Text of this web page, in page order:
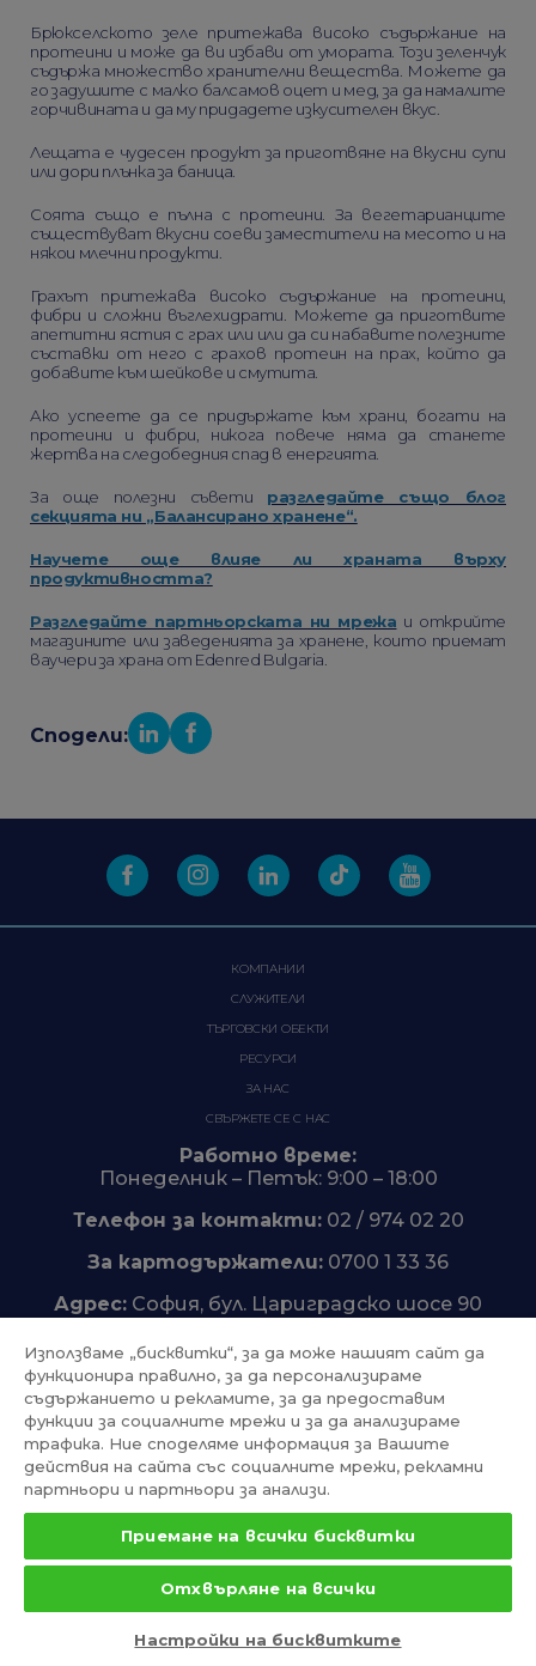
Брюкселското зеле притежава високо съдържание на
протеини и може да ви избави от умората. Този зеленчук
съдържа множество хранителни вещества. Можете да
го задушите с малко балсамов оцет и мед, за да намалите
горчивината и да му придадете изкусителен вкус.
Лещата е чудесен продукт за приготвяне на вкусни супи
или дори плънка за баница.
Соята също е пълна с протеини. За вегетарианците
съществуват вкусни соеви заместители на месото и на
някои млечни продукти.
Грахът притежава високо съдържание на протеини,
фибри и сложни въглехидрати. Можете да приготвите
апетитни ястия с грах или или да си набавите полезните
съставки от него с грахов протеин на прах, който да
добавите към шейкове и смутита.
Ако успеете да се придържате към храни, богати на
протеини и фибри, никога повече няма да станете
жертва на следобедния спад в енергията.
За още полезни съвети разгледайте също блог
секцията ни „Балансирано хранене“.
Научете още влияе ли храната върху
продуктивността?
Разгледайте партньорската ни мрежа и открийте
магазините или заведенията за хранене, които приемат
ваучери за храна от Edenred Bulgaria.
Сподели:
КОМПАНИИ
СЛУЖИТЕЛИ
ТЪРГОВСКИ ОБЕКТИ
РЕСУРСИ
ЗА НАС
СВЪРЖЕТЕ СЕ С НАС
Работно време:
Понеделник – Петък: 9:00 – 18:00
Телефон за контакти:02 / 974 02 20
За картодържатели: 0700 1 33 36
Адрес: София, бул. Цариградско шосе 90
Trustpilot
Използваме „бисквитки“, за да може нашият сайт да
функционира правилно, за да персонализираме
съдържанието и рекламите, за да предоставим
функции за социалните мрежи и за да анализираме
трафика. Ние споделяме информация за Вашите
действия на сайта със социалните мрежи, рекламни
партньори и партньори за анализи.
Приемане на всички бисквитки
Отхвърляне на всички
Настройки на бисквитките